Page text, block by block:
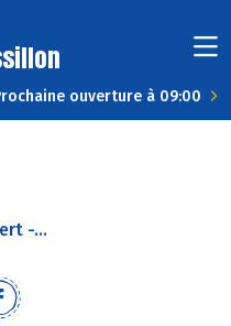
ouverture à 09:00
-...